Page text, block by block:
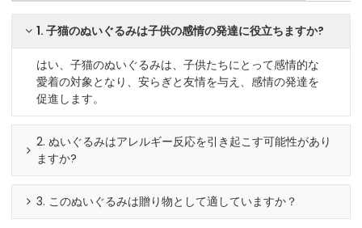
1. 子猫のぬいぐるみは子供の感情の発達に役立ちますか?
はい、子猫のぬいぐるみは、子供たちにとって感情的な
愛着の対象となり、安らぎと友情を与え、感情の発達を
促進します。
2. ぬいぐるみはアレルギー反応を引き起こす可能性があり
ますか?
3. このぬいぐるみは贈り物として適していますか？